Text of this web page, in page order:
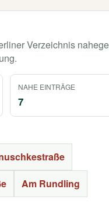
Verzeichnis
NAHE EINTRÄGE
7
Am Rundling